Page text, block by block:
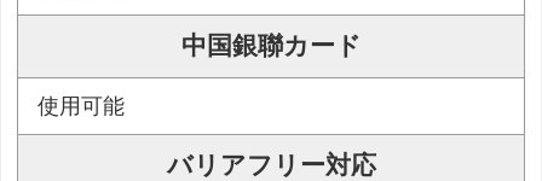
中国銀聯カード
使用可能
バリアフリー対応